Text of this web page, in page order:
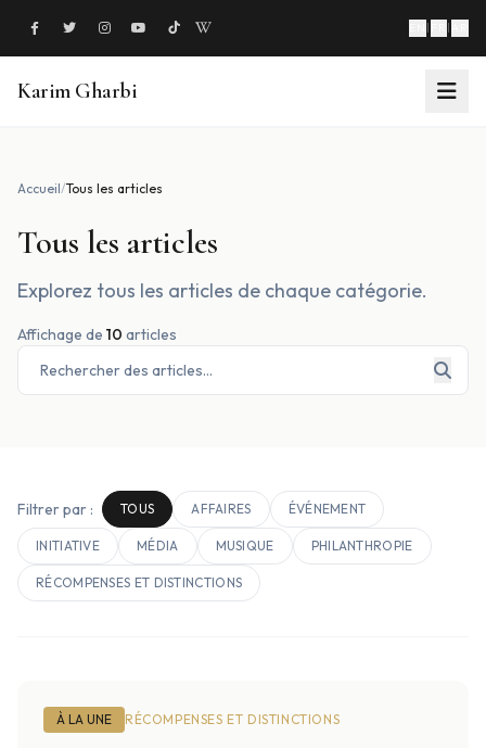
| |
Karim Gharbi
Étapes clés
Actualités
Événements
Accueil/Tous les articles
Tous les articles
Explorez tous les articles de chaque catégorie.
Affichage de 10 articles
Filtrer par : TOUS AFFAIRES ÉVÉNEMENT
INITIATIVE MÉDIA MUSIQUE PHILANTHROPIE
RÉCOMPENSES ET DISTINCTIONS
À LA UNE RÉCOMPENSES ET DISTINCTIONS